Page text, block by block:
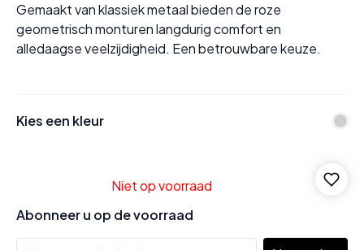
Gemaakt van klassiek metaal bieden de roze
geometrisch monturen langdurig comfort en
alledaagse veelzijdigheid. Een betrouwbare keuze.
Kies een kleur
Niet op voorraad
Abonneer u op de voorraad